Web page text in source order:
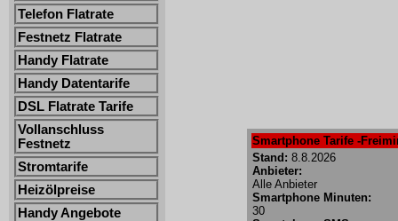
Telefon Flatrate
Festnetz Flatrate
Handy Flatrate
Handy Datentarife
DSL Flatrate Tarife
Vollanschluss
Festnetz
Stromtarife
Heizölpreise
Handy Angebote
Smartphone Tarife -
Stand: 8.8.2026
Anbieter:
Alle Anbieter
Smartphone Minuten:
30